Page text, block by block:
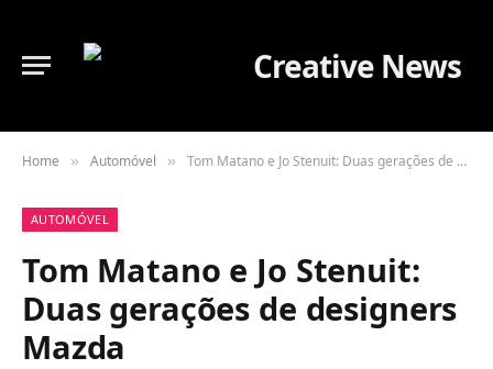
Home » Automóvel » Tom Matano e Jo Stenuit: Duas gerações de designers Mazda
AUTOMÓVEL
Tom Matano e Jo Stenuit:
Duas gerações de designers
Mazda